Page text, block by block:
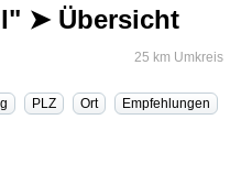
➤ Übersicht
25 km Umkreis
PLZ Ort
Empfehlungen